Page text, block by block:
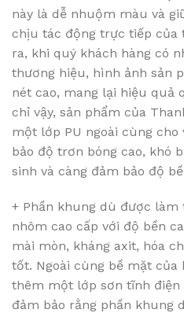
này là dễ nhuộm màu và
chịu tác động trực tiếp của
ra, khi quý khách hàng có
thương hiệu, hình ảnh sản
nét cao, mang lại hiệu quả
chỉ vậy, sản phẩm của
một lớp PU ngoài cùng cho
bảo độ trơn bóng cao, khó
sinh và càng đảm bảo độ
+ Phần khung dù được
nhôm cao cấp với độ bền
mài mòn, kháng axit, hóa
tốt. Ngoài cùng bề mặt
thêm một lớp sơn tĩnh điện
đảm bảo rằng phần khung